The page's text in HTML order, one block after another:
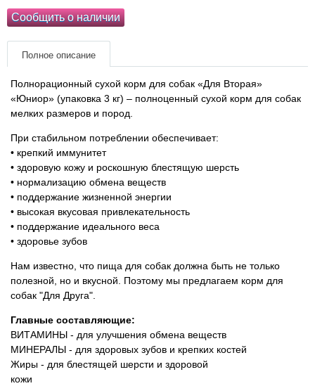
Сообщить о наличии
Полное описание
Полнорационный сухой корм для собак «Для Вторая»
«Юниор» (упаковка 3 кг) – полноценный сухой корм для собак
мелких размеров и пород.
При стабильном потреблении обеспечивает:
• крепкий иммунитет
• здоровую кожу и роскошную блестящую шерсть
• нормализацию обмена веществ
• поддержание жизненной энергии
• высокая вкусовая привлекательность
• поддержание идеального веса
• здоровье зубов
Нам известно, что пища для собак должна быть не только
полезной, но и вкусной. Поэтому мы предлагаем корм для
собак "Для Друга".
Главные составляющие:
ВИТАМИНЫ - для улучшения обмена веществ
МИНЕРАЛЫ - для здоровых зубов и крепких костей
Жиры - для блестящей шерсти и здоровой
кожи
Подарункові сертифікати
Товари для гризунів
Товари для коней
Товари для людей
Хозряд - господарчі товари оптом
Архів / Знято з виробництва